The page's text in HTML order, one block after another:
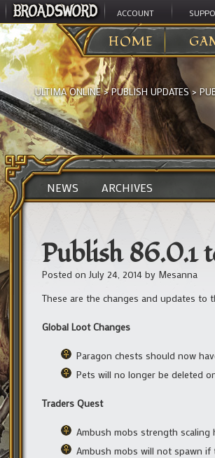
ACCOUNT
HOME
ULTIMA ONLINE>PUBLISH UPDATES>
NEWS ARCHIVES
Publish 86.0.1
Posted on July 24, 2014 by Mesanna
These are the changes and updates to
Global Loot Changes
Paragon chests should now
Pets will no longer be deleted on
Traders Quest
Ambush mobs strength scaling
Ambush mobs will not spawn if